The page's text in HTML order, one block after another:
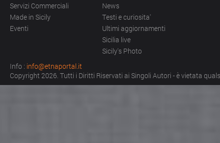
Servizi Commerciali
Made in Sicily
Eventi
News
Testi e curiosita'
Ultimi aggiornamenti
Sicilia live
Sicily's Photo
Info : info@etnaportal.it
Copyright 2026. Tutti i Diritti Riservati ai Singoli Autori - è vietata